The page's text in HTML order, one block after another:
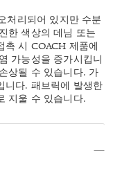
처리되어 있지만 수분
한 색상의 데님 또는
시 COACH 제품에
가능성을 증가시킵니
상될 수 있습니다. 가
니다. 패브릭에 발생한
지울 수 있습니다.